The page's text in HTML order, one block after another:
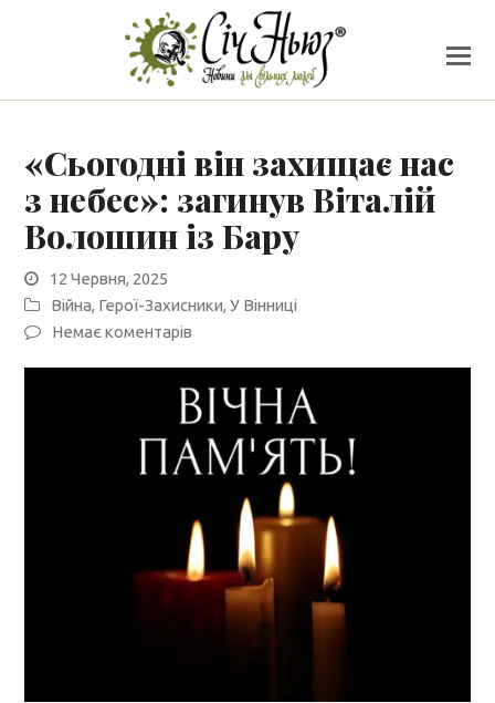
«Сьогодні він захищає нас
з небес»: загинув Віталій
Волошин із Бару
12 Червня, 2025
Війна, Герої-Захисники,У Вінниці
Немає коментарів